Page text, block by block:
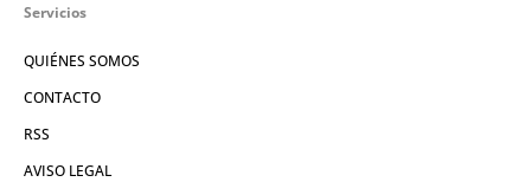
Servicios
QUIÉNES SOMOS
CONTACTO
RSS
AVISO LEGAL